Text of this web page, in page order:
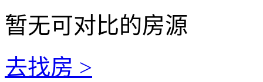
暂无可对比的房源
去找房 >